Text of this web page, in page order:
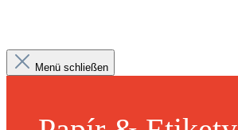
Menü schließen